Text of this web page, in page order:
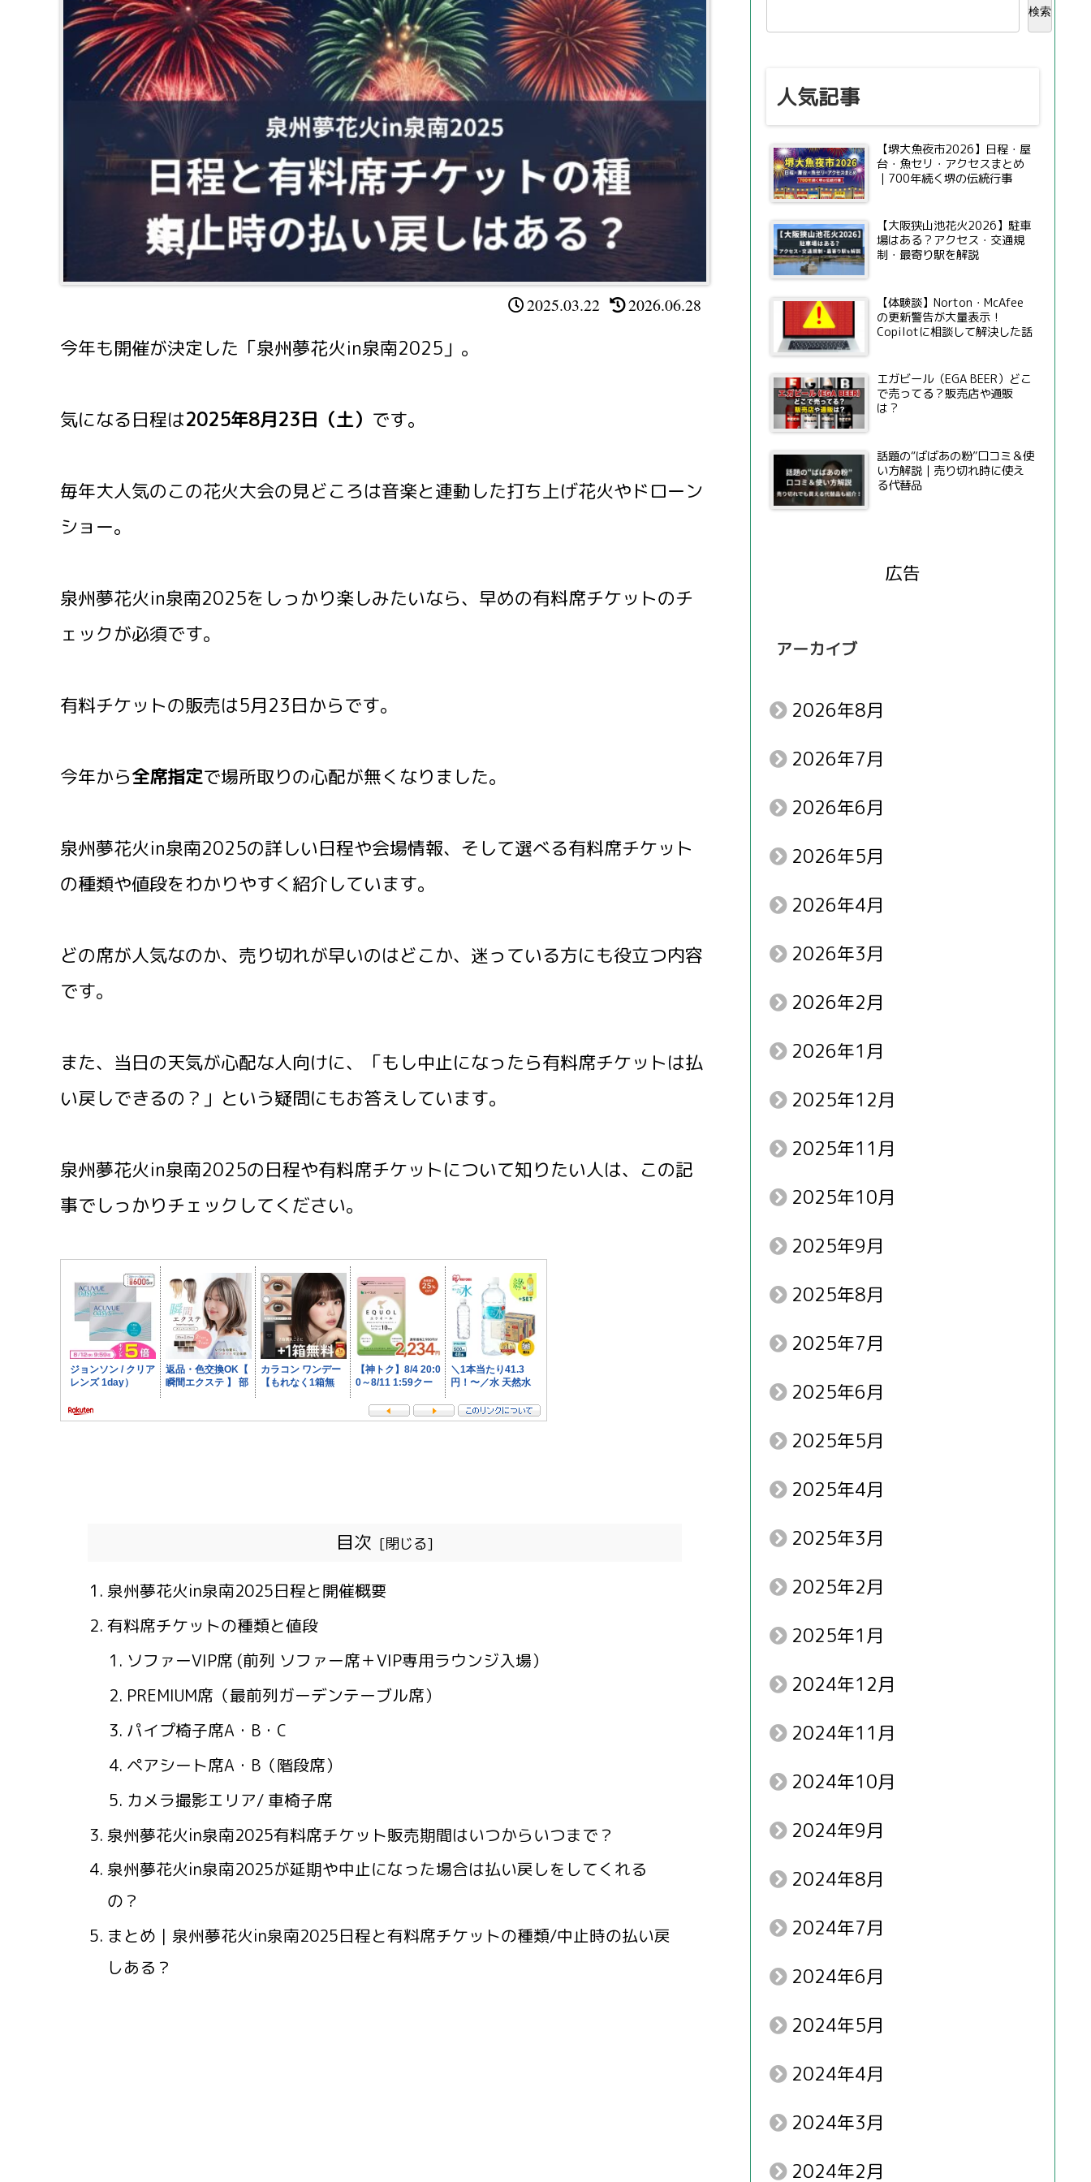
2025.03.22 2026.06.28
今年も開催が決定した「泉州夢花火in泉南2025」。
気になる日程は2025年8月23日（土） です。
毎年大人気のこの花火大会の見どころは音楽と連動した打ち上げ花火やドローン
ショー。
泉州夢花火in泉南2025をしっかり楽しみたいなら、早めの有料席チケットのチ
ェックが必須です。
有料チケットの販売は5月23日からです。
今年から全席指定で場所取りの心配が無くなりました。
泉州夢花火in泉南2025の詳しい日程や会場情報、そして選べる有料席チケット
の種類や値段をわかりやすく紹介しています。
どの席が人気なのか、売り切れが早いのはどこか、迷っている方にも役立つ内容
です。
また、当日の天気が心配な人向けに、「もし中止になったら有料席チケットは払
い戻しできるの？」という疑問にもお答えしています。
泉州夢花火in泉南2025の日程や有料席チケットについて知りたい人は、この記
事でしっかりチェックしてください。
目次
泉州夢花火in泉南2025日程と開催概要
有料席チケットの種類と値段
ソファーVIP席 (前列 ソファー席＋VIP専用ラウンジ入場）
PREMIUM席（最前列ガーデンテーブル席）
パイプ椅子席A・B・C
ペアシート席A・B（階段席）
カメラ撮影エリア/ 車椅子席
泉州夢花火in泉南2025有料席チケット販売期間はいつからいつまで？
泉州夢花火in泉南2025が延期や中止になった場合は払い戻しをしてくれる
の？
まとめ｜泉州夢花火in泉南2025日程と有料席チケットの種類/中止時の払い戻
しある？
検索
人気記事
【堺大魚夜市2026】日程・屋
台・魚セリ・アクセスまとめ
｜700年続く堺の伝統行事
【大阪狭山池花火2026】駐車
場はある？アクセス・交通規
制・最寄り駅を解説
【体験談】Norton・McAfee
の更新警告が大量表示！
Copilotに相談して解決した話
エガビール（EGA BEER）どこ
で売ってる？販売店や通販
は？
話題の“ばばあの粉”口コミ＆使
い方解説｜売り切れ時に使え
る代替品
広告
アーカイブ
2026年8月
2026年7月
2026年6月
2026年5月
2026年4月
2026年3月
2026年2月
2026年1月
2025年12月
2025年11月
2025年10月
2025年9月
2025年8月
2025年7月
2025年6月
2025年5月
2025年4月
2025年3月
2025年2月
2025年1月
2024年12月
2024年11月
2024年10月
2024年9月
2024年8月
2024年7月
2024年6月
2024年5月
2024年4月
2024年3月
2024年2月